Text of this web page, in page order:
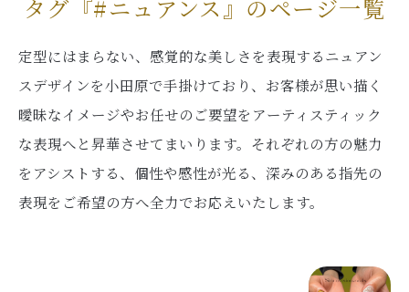
タグ『#ニュアンス』のページ一覧
定型にはまらない、感覚的な美しさを表現するニュアン
スデザインを小田原で手掛けており、お客様が思い描く
曖昧なイメージやお任せのご要望をアーティスティック
な表現へと昇華させてまいります。それぞれの方の魅力
をアシストする、個性や感性が光る、深みのある指先の
表現をご希望の方へ全力でお応えいたします。